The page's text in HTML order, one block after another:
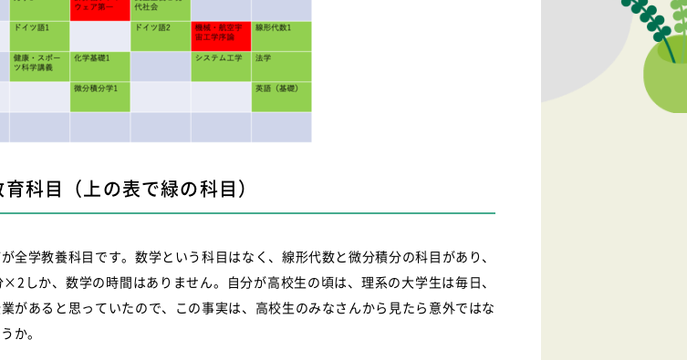
科目（上の表で緑の科目）
全学教養科目です。数学という科目はなく、線形代数と微分積分の科目があり、
しか、数学の時間はありません。自分が高校生の頃は、理系の大学生は毎日、
があると思っていたので、この事実は、高校生のみなさんから見たら意外ではな
か。